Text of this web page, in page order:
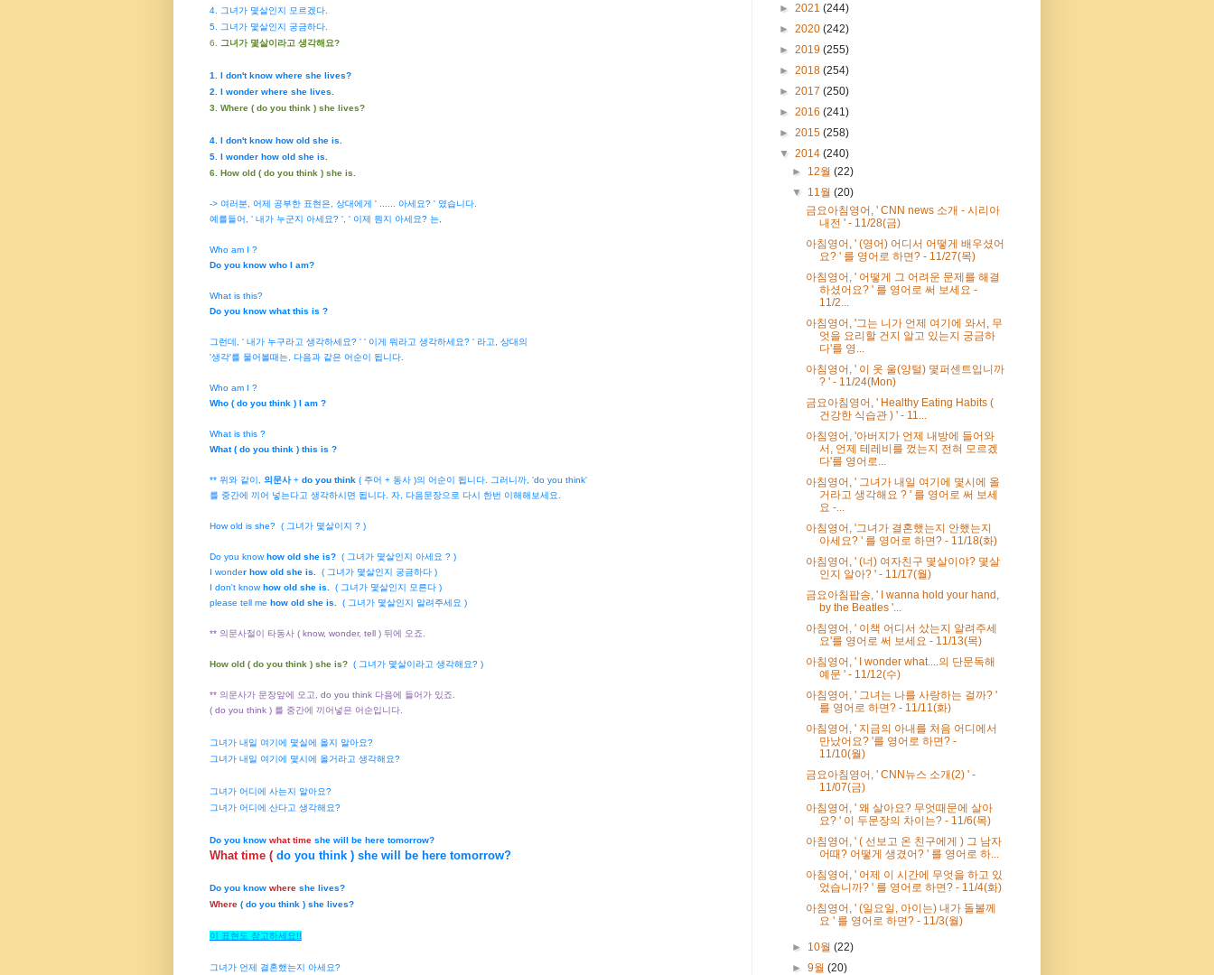
4. 그녀가 몇살인지 모르겠다.
5. 그녀가 몇살인지 궁금하다.
6. 그녀가 몇살이라고 생각해요?
1. I don't know where she lives?
2. I wonder where she lives.
3. Where ( do you think ) she lives?
4. I don't know how old she is.
5. I wonder how old she is.
6. How old ( do you think ) she is.
-> 여러분, 어제 공부한 표현은, 상대에게 ' ...... 아세요? ' 였습니다.
예를들어, ' 내가 누군지 아세요? ', ' 이제 뭔지 아세요? 는,
Who am I ?
Do you know who I am?
What is this?
Do you know what this is ?
그런데, ' 내가 누구라고 생각하세요? ' ' 이게 뭐라고 생각하세요? ' 라고, 상대의
'생각'를 물어볼때는, 다음과 같은 어순이 됩니다.
Who am I ?
Who ( do you think ) I am ?
What is this ?
What ( do you think ) this is ?
** 위와 같이, 의문사+ do you think ( 주어 + 동사 )의 어순이 됩니다. 그러니까, 'do you think'
를 중간에 끼어 넣는다고 생각하시면 됩니다. 자, 다음문장으로 다시 한번 이해해보세요.
How old is she? ( 그녀가 몇살이지 ? )
Do you knowhow old she is? ( 그녀가 몇살인지 아세요 ? )
I wonder how old she is. ( 그녀가 몇살인지 궁금하다 )
I don't know how old she is. ( 그녀가 몇살인지 모른다 )
please tell me how old she is. ( 그녀가 몇살인지 알려주세요 )
** 의문사절이 타동사 ( know, wonder, tell ) 뒤에 오죠.
How old ( do you think ) she is? ( 그녀가 몇살이라고 생각해요? )
** 의문사가 문장앞에 오고, do you think 다음에 들어가 있죠.
( do you think ) 를 중간에 끼어넣은 어순입니다.
그녀가 내일 여기에 몇실에 올지 알아요?
그녀가 내일 여기에 몇시에 올거라고 생각해요?
그녀가 어디에 사는지 알아요?
그녀가 어디에 산다고 생각해요?
Do you know what time she will be here tomorrow?
What time ( do you think ) she will be here tomorrow?
Do you know where she lives?
Where ( do you think ) she lives?
이 표현도 참고하세요!!
그녀가 언제 결혼했는지 아세요?
► 2021 (244)
► 2020 (242)
► 2019 (255)
► 2018 (254)
► 2017 (250)
► 2016 (241)
► 2015 (258)
▼ 2014 (240)
► 12월(22)
▼ 11월(20)
금요아침영어, ' CNN news 소개 - 시리아
내전 ' - 11/28(금)
아침영어, ' (영어) 어디서 어떻게 배우셨어
요? ' 를 영어로 하면? - 11/27(목)
아침영어, ' 어떻게 그 어려운 문제를 해결
하셨어요? ' 를 영어로 써 보세요 -
11/2...
아침영어, '그는 니가 언제 여기에 와서, 무
엇을 요리할 건지 알고 있는지 궁금하
다'를 영...
아침영어, ' 이 옷 울(양털) 몇퍼센트입니까
? ' - 11/24(Mon)
금요아침영어, ' Healthy Eating Habits (
건강한 식습관 ) ' - 11...
아침영어, '아버지가 언제 내방에 들어와
서, 언제 테레비를 껐는지 전혀 모르겠
다'를 영어로...
아침영어, ' 그녀가 내일 여기에 몇시에 올
거라고 생각해요 ? ' 를 영어로 써 보세
요 -...
아침영어, '그녀가 결혼했는지 안했는지
아세요? ' 를 영어로 하면? - 11/18(화)
아침영어, ' (너) 여자친구 몇살이야? 몇살
인지 알아? ' - 11/17(월)
금요아침팝송, ' I wanna hold your hand,
by the Beatles '...
아침영어, ' 이책 어디서 샀는지 알려주세
요'를 영어로 써 보세요 - 11/13(목)
아침영어, ' I wonder what....의 단문독해
예문 ' - 11/12(수)
아침영어, ' 그녀는 나를 사랑하는 걸까? '
를 영어로 하면? - 11/11(화)
아침영어, ' 지금의 아내를 처음 어디에서
만났어요? '를 영어로 하면? -
11/10(월)
금요아침영어, ' CNN뉴스 소개(2) ' -
11/07(금)
아침영어, ' 왜 살아요? 무엇때문에 살아
요? ' 이 두문장의 차이는? - 11/6(목)
아침영어, ' ( 선보고 온 친구에게 ) 그 남자
어때? 어떻게 생겼어? ' 를 영어로 하...
아침영어, ' 어제 이 시간에 무엇을 하고 있
었습니까? ' 를 영어로 하면? - 11/4(화)
아침영어, ' (일요일, 아이는) 내가 돌볼께
요 ' 를 영어로 하면? - 11/3(월)
► 10월(22)
►9월(20)